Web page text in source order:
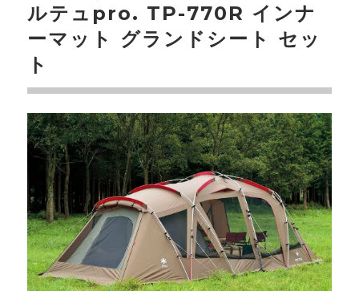
ルテュpro. TP-770R インナ
ーマット グランドシート セッ
ト